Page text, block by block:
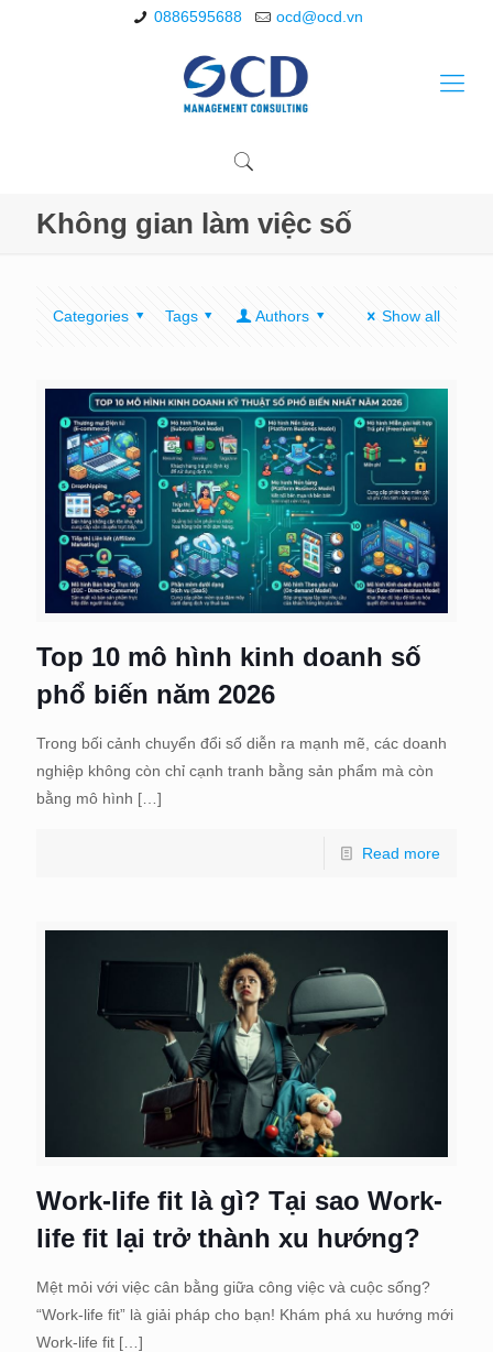
0886595688 ocd@ocd.vn
Không gian làm việc số
Categories Tags Authors Show all
Top 10 mô hình kinh doanh số
phổ biến năm 2026
Trong bối cảnh chuyển đổi số diễn ra mạnh mẽ, các doanh
nghiệp không còn chỉ cạnh tranh bằng sản phẩm mà còn
bằng mô hình […]
Read more
Work-life fit là gì? Tại sao Work-
life fit lại trở thành xu hướng?
Mệt mỏi với việc cân bằng giữa công việc và cuộc sống?
“Work-life fit” là giải pháp cho bạn! Khám phá xu hướng mới
Work-life fit […]